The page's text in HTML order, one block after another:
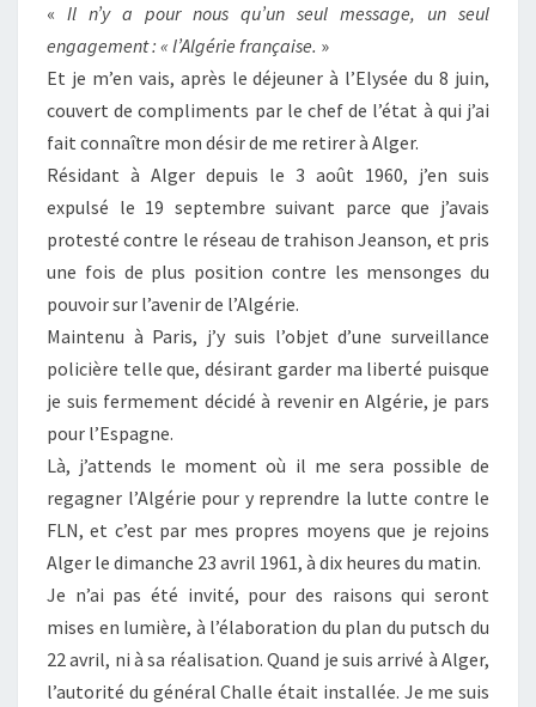
« Il n’y a pour nous qu’un seul message, un seul
engagement : « l’Algérie française. »
Et je m’en vais, après le déjeuner à l’Elysée du 8 juin,
couvert de compliments par le chef de l’état à qui j’ai
fait connaître mon désir de me retirer à Alger.
Résidant à Alger depuis le 3 août 1960, j’en suis
expulsé le 19 septembre suivant parce que j’avais
protesté contre le réseau de trahison Jeanson, et pris
une fois de plus position contre les mensonges du
pouvoir sur l’avenir de l’Algérie.
Maintenu à Paris, j’y suis l’objet d’une surveillance
policière telle que, désirant garder ma liberté puisque
je suis fermement décidé à revenir en Algérie, je pars
pour l’Espagne.
Là, j’attends le moment où il me sera possible de
regagner l’Algérie pour y reprendre la lutte contre le
FLN, et c’est par mes propres moyens que je rejoins
Alger le dimanche 23 avril 1961, à dix heures du matin.
Je n’ai pas été invité, pour des raisons qui seront
mises en lumière, à l’élaboration du plan du putsch du
22 avril, ni à sa réalisation. Quand je suis arrivé à Alger,
l’autorité du général Challe était installée. Je me suis